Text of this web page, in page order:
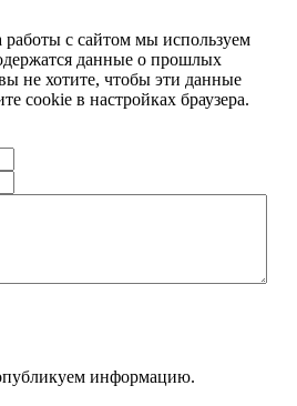
с сайтом мы используем
данные о прошлых
не хотите, чтобы эти данные
cookie в настройках браузера.
информацию.